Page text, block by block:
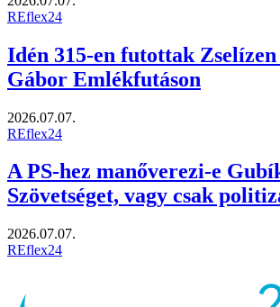
REflex24
Idén 315-en futottak
Gábor Emlékfutáson
2026.07.07.
REflex24
A PS-hez manőverezi-e
Szövetséget, vagy csak
2026.07.07.
REflex24